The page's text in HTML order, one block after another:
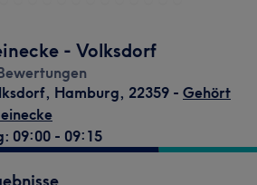
- Volksdorf
, Hamburg, 22359 - Gehört
09:00 - 09:15